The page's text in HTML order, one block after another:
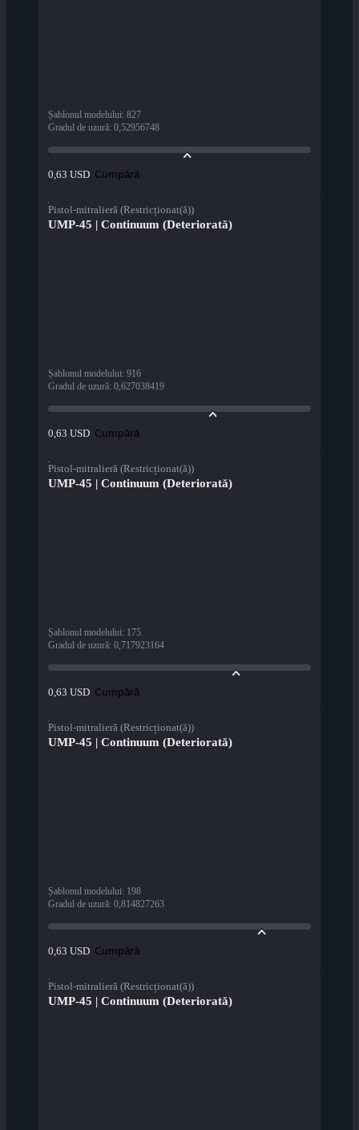
Șablonul modelului: 827
Gradul de uzură: 0,52956748
0,63 USD Cumpără
Pistol-mitralieră (Restricționat(ă))
UMP-45 | Continuum (Deteriorată)
Șablonul modelului: 916
Gradul de uzură: 0,627038419
0,63 USD Cumpără
Pistol-mitralieră (Restricționat(ă))
UMP-45 | Continuum (Deteriorată)
Șablonul modelului: 175
Gradul de uzură: 0,717923164
0,63 USD Cumpără
Pistol-mitralieră (Restricționat(ă))
UMP-45 | Continuum (Deteriorată)
Șablonul modelului: 198
Gradul de uzură: 0,814827263
0,63 USD Cumpără
Pistol-mitralieră (Restricționat(ă))
UMP-45 | Continuum (Deteriorată)